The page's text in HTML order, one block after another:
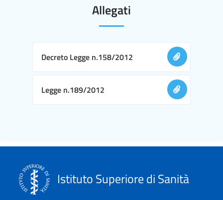
Allegati
Decreto Legge n.158/2012
Legge n.189/2012
Istituto Superiore di Sanità